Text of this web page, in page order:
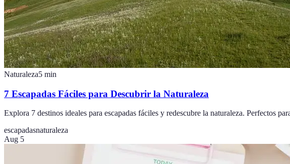
Naturaleza5 min
7 Escapadas Fáciles para Descubrir la Naturaleza
Explora 7 destinos ideales para escapadas fáciles y redescubre la naturaleza. Perfectos
escapadasnaturaleza
Aug 5